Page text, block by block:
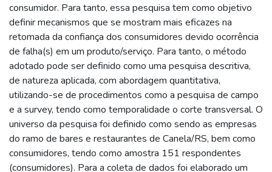
consumidor. Para tanto, essa pesquisa tem como objetivo
definir mecanismos que se mostram mais eficazes na
retomada da confiança dos consumidores devido ocorrência
de falha(s) em um produto/serviço. Para tanto, o método
adotado pode ser definido como uma pesquisa descritiva,
de natureza aplicada, com abordagem quantitativa,
utilizando-se de procedimentos como a pesquisa de campo
e a survey, tendo como temporalidade o corte transversal. O
universo da pesquisa foi definido como sendo as empresas
do ramo de bares e restaurantes de Canela/RS, bem como
consumidores, tendo como amostra 151 respondentes
(consumidores). Para a coleta de dados foi elaborado um